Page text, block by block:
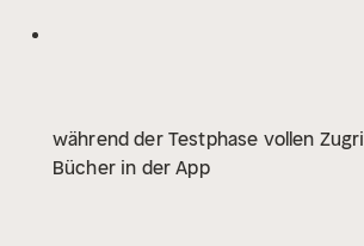
Monster die Flucht. Der Bombie
während der Testphase vollen
Bücher in der App